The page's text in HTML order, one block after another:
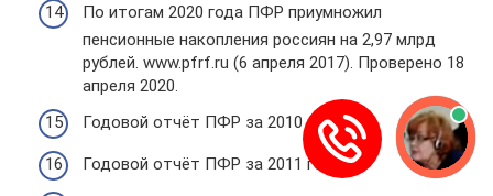
По итогам 2020 года ПФР приумножил
пенсионные накопления россиян на 2,97 млрд
рублей. www.pfrf.ru (6 апреля 2017). Проверено 18
апреля 2020.
Годовой отчёт ПФР за 2010 год
Годовой отчёт ПФР за 2011 год